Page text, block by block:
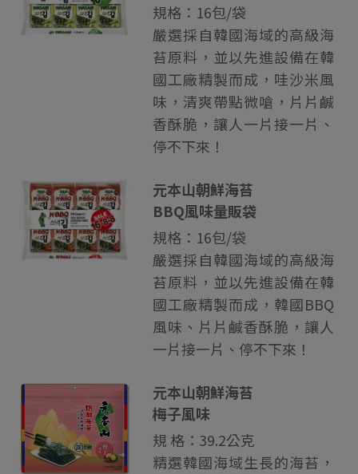
規格：16包/袋
嚴選採自韓國海域的高級海
苔原料，並以先進設備在韓
國工廠精製而成，哇沙米風
味，清爽帶點微嗆，片片鹹
香酥脆，讓人一片接一片、
停不下來！
元本山朝鮮海苔
BBQ風味量販袋
規格：16包/袋
嚴選採自韓國海域的高級海
苔原料，並以先進設備在韓
國工廠精製而成，韓國BBQ
風味、片片鹹香酥脆，讓人
一片接一片、停不下來！
元本山朝鮮海苔
梅子風味
規 格：39.2公克
精選韓國海域生長的海苔，